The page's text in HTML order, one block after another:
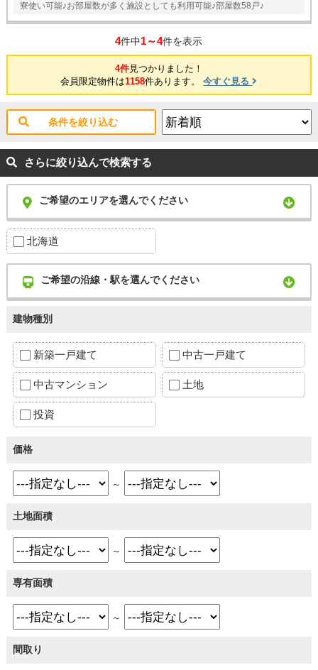
寮使い可能♪お部屋数が多く施設としても利用可能♪部屋数58戸♪
4件中1～4件を表示
4件見つかりました！
会員限定物件は1158件あります。今すぐ見る
条件を絞り込む
さらに絞り込んで検索する
ご希望のエリアを選んでください
北海道
ご希望の沿線・駅を選んでください
建物種別
新築一戸建て 中古一戸建て
中古マンション 土地
投資
価格
～
土地面積
～
専有面積
～
間取り